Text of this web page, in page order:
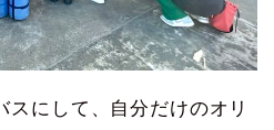
スにして、自分だけのオリ